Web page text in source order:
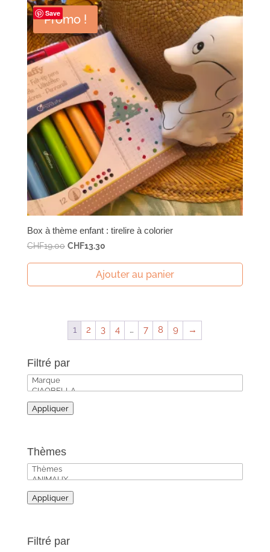
Save
Promo !
Box à thème enfant : tirelire à colorier
CHF19.00 Le
était :
CHF13.30Le
actuel
est :
Ajouter au panier
1 2 3 4 … 7 8 9 →
Filtré par
Appliquer
Thèmes
Appliquer
Filtré par